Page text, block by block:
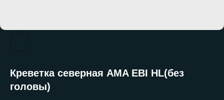
Креветка северная AMA EBI HL(без
головы)